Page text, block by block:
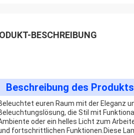
BESCHREIBUNG
Beschreibung des
euren Raum mit der Eleganz
die Stil mit
oder ein helles Licht zum
fortschrittlichen Funktionen.Diese